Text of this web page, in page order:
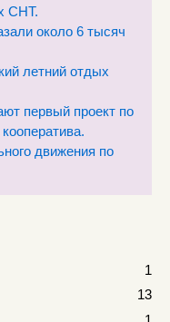
СНТ.
около 6 тысяч
летний отдых
первый проект по
движения по
1
13